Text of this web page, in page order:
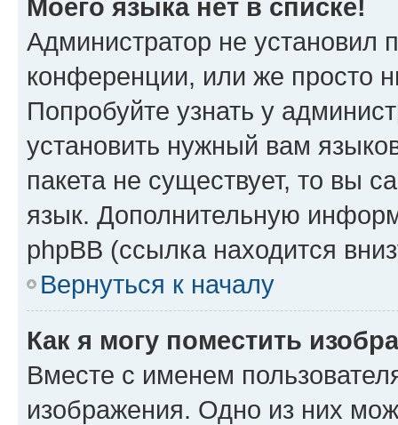
Моего языка нет в списке!
Администратор не установил
конференции, или же просто
Попробуйте узнать у
установить нужный вам
пакета не существует, то вы
язык. Дополнительную
phpBB (ссылка находится
Вернуться к началу
Как я могу поместить
Вместе с именем
изображения. Одно из них